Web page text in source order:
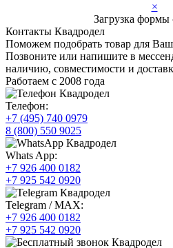
×
Загрузка формы
Контакты Квадродел
Поможем подобрать товар для
Позвоните или напишите в
наличию, совместимости и
Работаем с 2008 года
Телефон:
+7 (495) 740 0979
8 (800) 550 9025
Whats App:
+7 926 400 0182
+7 925 542 0920
Telegram / MAX:
+7 926 400 0182
+7 925 542 0920